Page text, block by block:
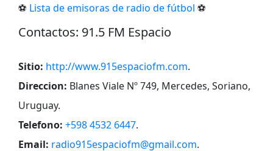
⚽ Lista de emisoras de radio de fútbol ⚽
Сontactos: 91.5 FM Espacio
Sitio: http://www.915espaciofm.com.
Direccion: Blanes Viale Nº 749, Mercedes, Soriano,
Uruguay.
Telefono: +598 4532 6447.
Email: radio915espaciofm@gmail.com.